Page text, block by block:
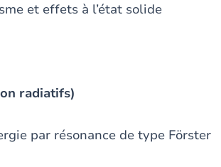
et effets à l’état solide
radiatifs)
par résonance de type Förster